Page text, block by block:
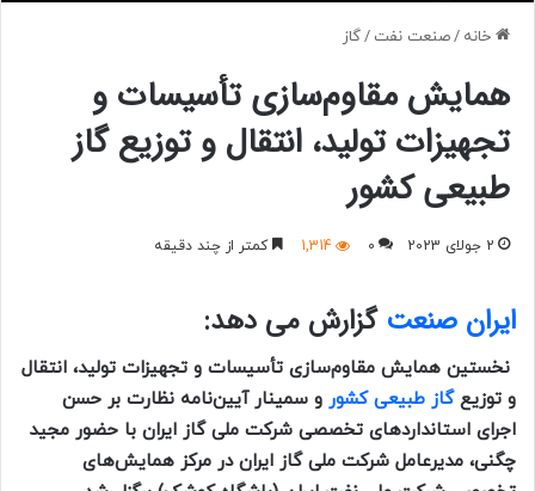
خانه /صنعت نفت /گاز
همایش مقاوم‌سازی تأسیسات و
تجهیزات تولید، انتقال و توزیع گاز
طبیعی کشور
2 جولای 2023 0
1,314 کمتر از چند دقیقه
ایران صنعت گزارش می دهد:
نخستین همایش مقاوم‌سازی تأسیسات و تجهیزات تولید، انتقال
و توزیعگاز طبیعی کشور و سمینار آیین‌نامه نظارت بر حسن
اجرای استانداردهای تخصصی شرکت ملی گاز ایران با حضور مجید
چگنی، مدیرعامل شرکت ملی گاز ایران در مرکز همایش‌های